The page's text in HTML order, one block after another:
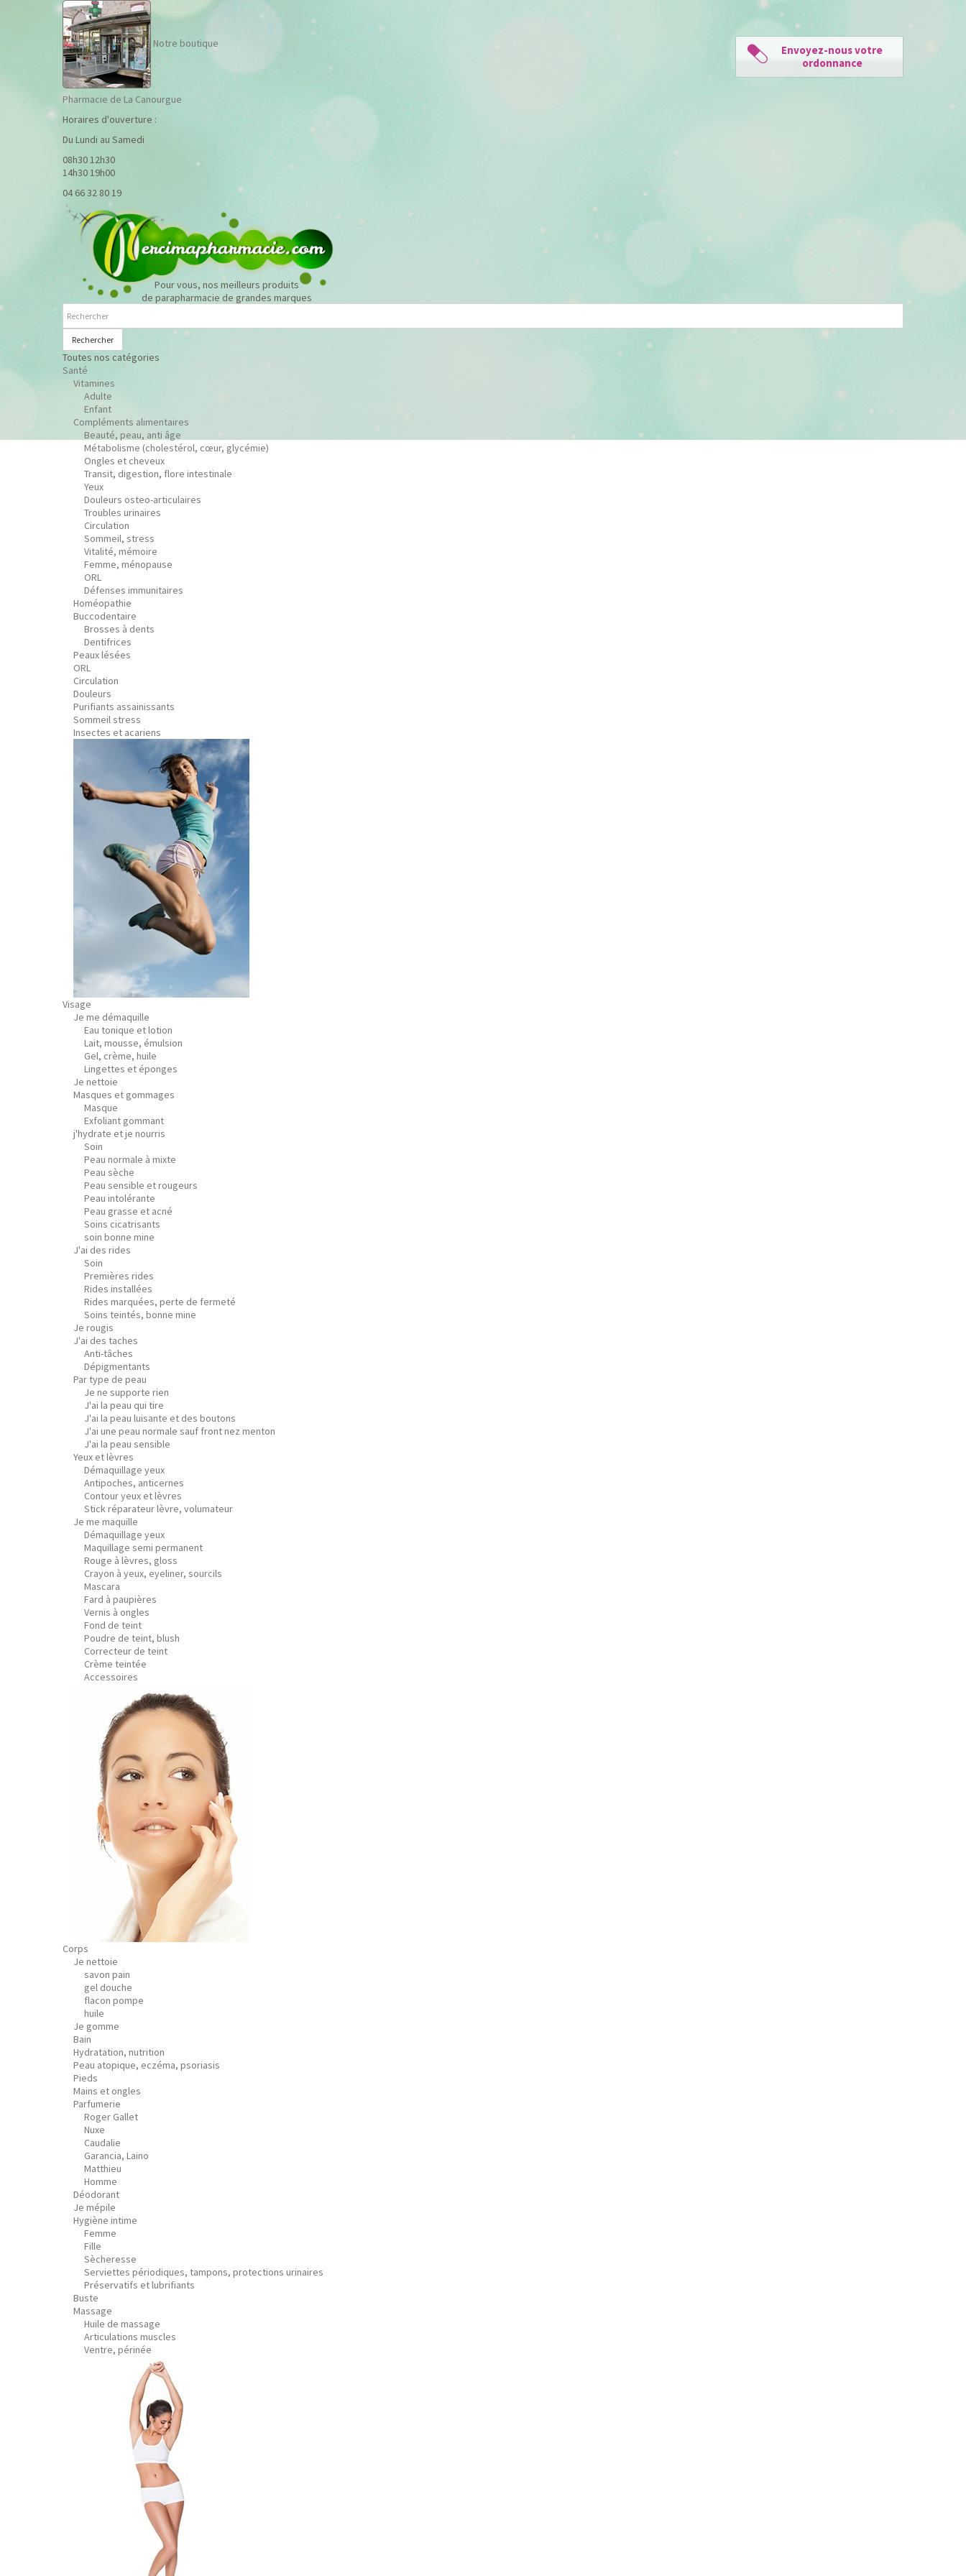
Notre boutique
Pharmacie de La Canourgue
Horaires d'ouverture :
Du Lundi au Samedi
08h30 12h30
14h30 19h00
04 66 32 80 19
Pour vous, nos meilleurs produits
de parapharmacie de grandes marques
Rechercher
Toutes nos catégories
Santé
Vitamines
Adulte
Enfant
Compléments alimentaires
Beauté, peau, anti âge
Métabolisme (cholestérol, cœur, glycémie)
Ongles et cheveux
Transit, digestion, flore intestinale
Yeux
Douleurs osteo-articulaires
Troubles urinaires
Circulation
Sommeil, stress
Vitalité, mémoire
Femme, ménopause
ORL
Défenses immunitaires
Homéopathie
Buccodentaire
Brosses à dents
Dentifrices
Peaux lésées
ORL
Circulation
Douleurs
Purifiants assainissants
Sommeil stress
Insectes et acariens
Visage
Je me démaquille
Eau tonique et lotion
Lait, mousse, émulsion
Gel, crème, huile
Lingettes et éponges
Je nettoie
Masques et gommages
Masque
Exfoliant gommant
j'hydrate et je nourris
Soin
Peau normale à mixte
Peau sèche
Peau sensible et rougeurs
Peau intolérante
Peau grasse et acné
Soins cicatrisants
soin bonne mine
J'ai des rides
Soin
Premières rides
Rides installées
Rides marquées, perte de fermeté
Soins teintés, bonne mine
Je rougis
J'ai des taches
Anti-tâches
Dépigmentants
Par type de peau
Je ne supporte rien
J'ai la peau qui tire
J'ai la peau luisante et des boutons
J'ai une peau normale sauf front nez menton
J'ai la peau sensible
Yeux et lèvres
Démaquillage yeux
Antipoches, anticernes
Contour yeux et lèvres
Stick réparateur lèvre, volumateur
Je me maquille
Démaquillage yeux
Maquillage semi permanent
Rouge à lèvres, gloss
Crayon à yeux, eyeliner, sourcils
Mascara
Fard à paupières
Vernis à ongles
Fond de teint
Poudre de teint, blush
Correcteur de teint
Crème teintée
Accessoires
Corps
Je nettoie
savon pain
gel douche
flacon pompe
huile
Je gomme
Bain
Hydratation, nutrition
Peau atopique, eczéma, psoriasis
Pieds
Mains et ongles
Parfumerie
Roger Gallet
Nuxe
Caudalie
Garancia, Laino
Matthieu
Homme
Déodorant
Je mépile
Hygiène intime
Femme
Fille
Sècheresse
Serviettes périodiques, tampons, protections urinaires
Préservatifs et lubrifiants
Buste
Massage
Huile de massage
Articulations muscles
Ventre, périnée
Envoyez-nous votre
ordonnance